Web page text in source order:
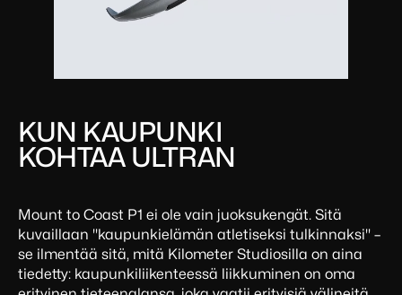
KUN KAUPUNKI
KOHTAA ULTRAN
Mount to Coast P1 ei ole vain juoksukengät. Sitä
kuvaillaan "kaupunkielämän atletiseksi tulkinnaksi" –
se ilmentää sitä, mitä Kilometer Studiosilla on aina
tiedetty: kaupunkiliikenteessä liikkuminen on oma